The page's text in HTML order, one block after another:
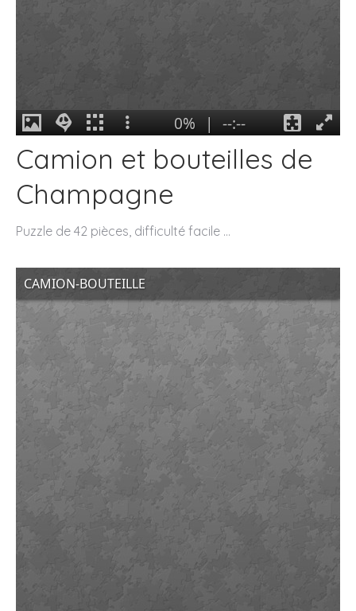
Camion et bouteilles de
Champagne
Puzzle de 42 pièces, difficulté facile …